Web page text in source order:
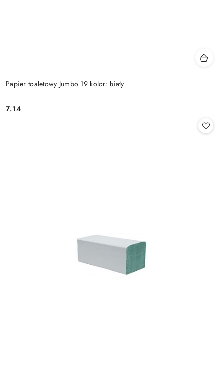
Papier toaletowy Jumbo 19 kolor: biały
Cena:
7.14